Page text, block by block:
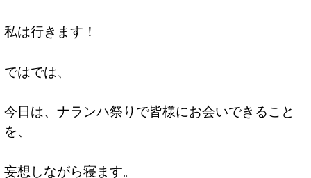
私は行きます！
ではでは、
今日は、ナランハ祭りで皆様にお会いできること
を、
妄想しながら寝ます。